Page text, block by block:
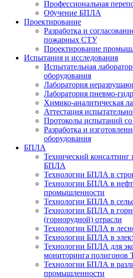
Профессиональная
Обучение БПЛА
Проектирование
Разработка и
пожарных СТУ
Проектирование
Испытания и исследования
Испытательная
оборудования
Лаборатория
Лаборатория пневмо-
Химико-аналитическая
Аттестация
Протоколы испытаний
Разработка и
оборудования
БПЛА
Технический
БПЛА
Технологии БПЛА в
Технологии БПЛА в
промышленности
Технологии БПЛА в
Технологии БПЛА в
(горнорудной) отрасли
Технологии БПЛА в
Технологии БПЛА в
Технологии БПЛА для
мониторинга полигонов
Технологии БПЛА в
промышленности